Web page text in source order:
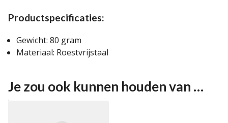
Productspecificaties:
Gewicht: 80 gram
Materiaal: Roestvrijstaal
Je zou ook kunnen houden van …